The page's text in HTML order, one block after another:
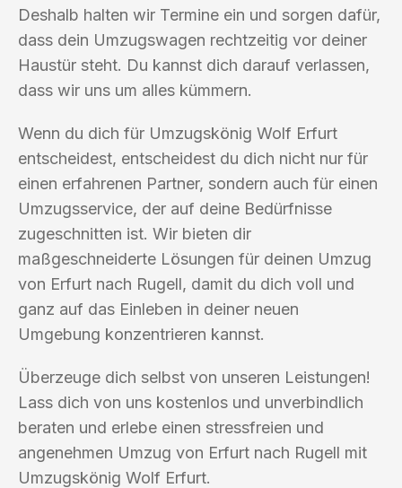
Deshalb halten wir Termine ein und sorgen dafür,
dass dein Umzugswagen rechtzeitig vor deiner
Haustür steht. Du kannst dich darauf verlassen,
dass wir uns um alles kümmern.
Wenn du dich für Umzugskönig Wolf Erfurt
entscheidest, entscheidest du dich nicht nur für
einen erfahrenen Partner, sondern auch für einen
Umzugsservice, der auf deine Bedürfnisse
zugeschnitten ist. Wir bieten dir
maßgeschneiderte Lösungen für deinen Umzug
von Erfurt nach Rugell, damit du dich voll und
ganz auf das Einleben in deiner neuen
Umgebung konzentrieren kannst.
Überzeuge dich selbst von unseren Leistungen!
Lass dich von uns kostenlos und unverbindlich
beraten und erlebe einen stressfreien und
angenehmen Umzug von Erfurt nach Rugell mit
Umzugskönig Wolf Erfurt.